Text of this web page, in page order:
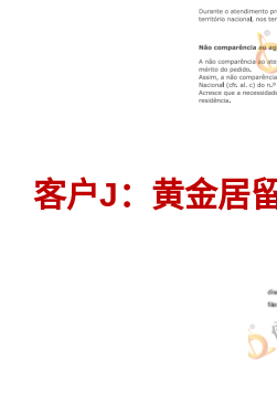
客户J：黄金居